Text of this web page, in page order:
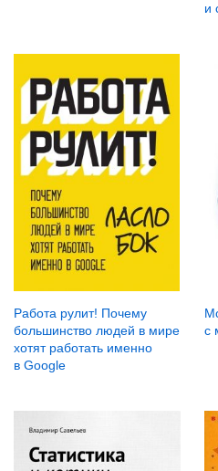
и
Работа рулит! Почему
большинство людей в мире
хотят работать именно
в Google
с